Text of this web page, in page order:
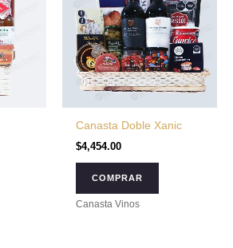
Canasta Doble Xanic
$4,454.00
COMPRAR
Canasta Vinos